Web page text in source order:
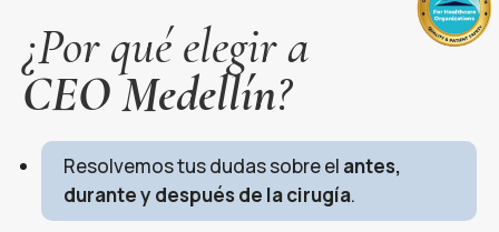
¿Por qué elegir a
CEO Medellín?
Resolvemos tus dudas sobre el antes,
durante y después de la cirugía.